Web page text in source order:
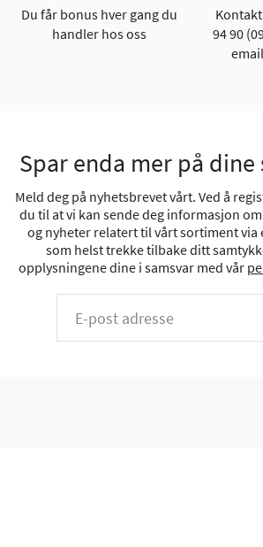
Du får bonus hver gang du
handler hos oss
94 90
Spar enda mer på dine
Meld deg på nyhetsbrevet vårt. Ved å
du til at vi kan sende deg informasjon
og nyheter relatert til vårt sortiment via
som helst trekke tilbake ditt
opplysningene dine i samsvar med vår